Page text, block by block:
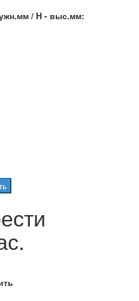
/ H - выс.мм: